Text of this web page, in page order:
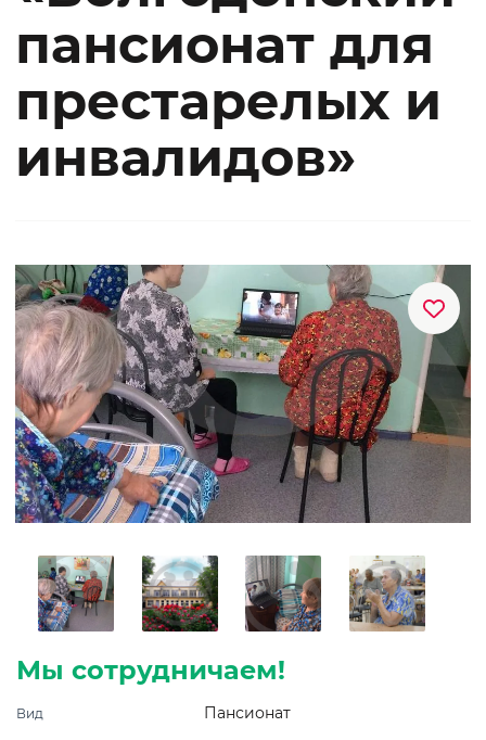
пансионат для
престарелых и
инвалидов»
Мы сотрудничаем!
Вид Пансионат